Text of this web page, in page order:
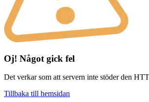
Oj! Något gick fel
Det verkar som att servern inte stöder den
Tillbaka till hemsidan